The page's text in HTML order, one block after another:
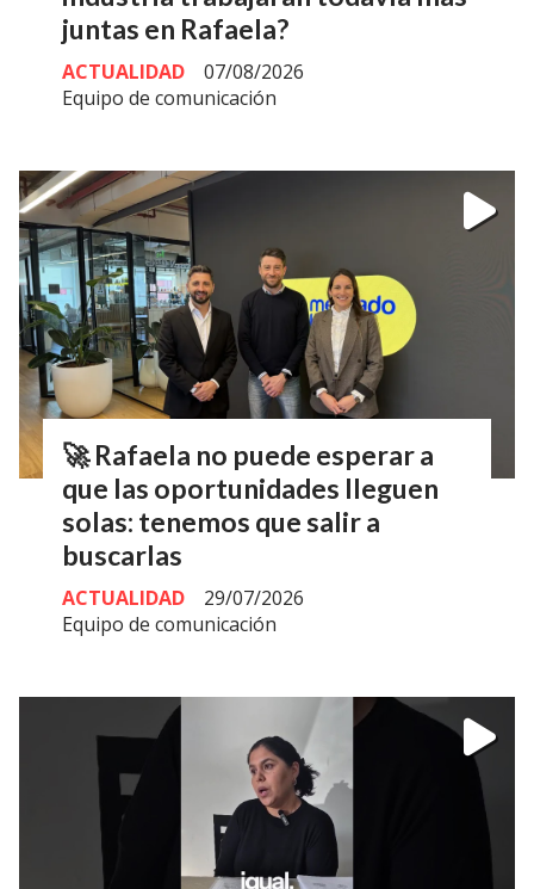
juntas en Rafaela?
Equipo de comunicación
ACTUALIDAD 07/08/2026
🚀 Rafaela no puede esperar a
que las oportunidades lleguen
solas: tenemos que salir a
buscarlas
Equipo de comunicación
ACTUALIDAD 29/07/2026